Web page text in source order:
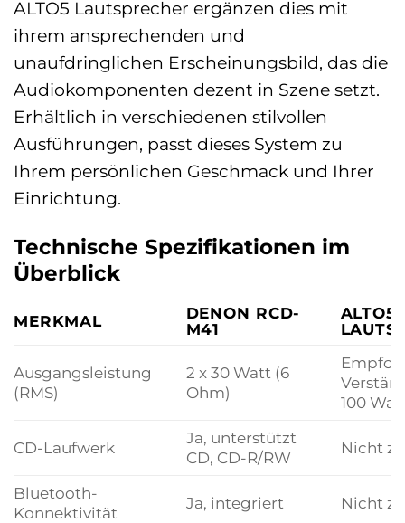
ALTO5 Lautsprecher ergänzen dies mit
ihrem ansprechenden und
unaufdringlichen Erscheinungsbild, das die
Audiokomponenten dezent in Szene setzt.
Erhältlich in verschiedenen stilvollen
Ausführungen, passt dieses System zu
Ihrem persönlichen Geschmack und Ihrer
Einrichtung.
Technische Spezifikationen im
Überblick
MERKMAL
DENON RCD-
M41
ALTO5
Ausgangsleistung
(RMS)
2 x 30 Watt (6
Ohm)
100
CD-Laufwerk
Ja, unterstützt
CD, CD-R/RW
Nicht
Bluetooth-
Konnektivität
Ja, integriert Nicht